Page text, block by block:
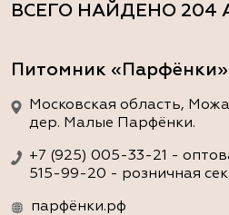
ВСЕГО НАЙДЕНО 204
Питомник «Парфёнки»
Московская область,
дер. Малые Парфёнки.
+7 (925) 005-33-21 -
515-99-20 - розничная
парфёнки.рф